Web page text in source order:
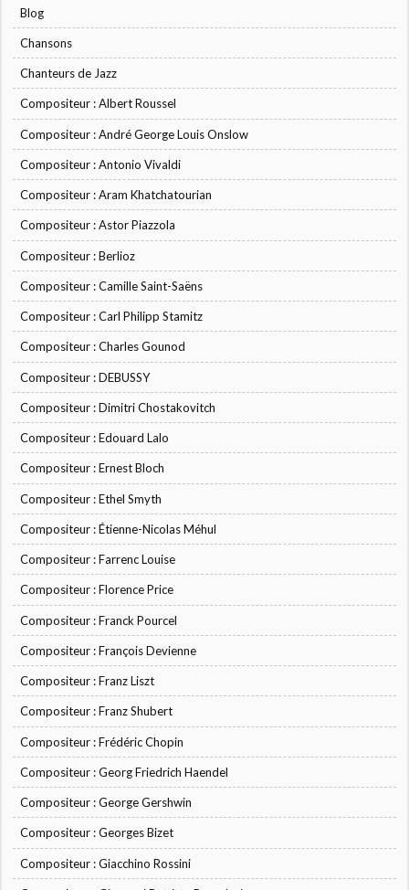
Blog
Chansons
Chanteurs de Jazz
Compositeur : Albert Roussel
Compositeur : André George Louis Onslow
Compositeur : Antonio Vivaldi
Compositeur : Aram Khatchatourian
Compositeur : Astor Piazzola
Compositeur : Berlioz
Compositeur : Camille Saint-Saëns
Compositeur : Carl Philipp Stamitz
Compositeur : Charles Gounod
Compositeur : DEBUSSY
Compositeur : Dimitri Chostakovitch
Compositeur : Edouard Lalo
Compositeur : Ernest Bloch
Compositeur : Ethel Smyth
Compositeur : Étienne-Nicolas Méhul
Compositeur : Farrenc Louise
Compositeur : Florence Price
Compositeur : Franck Pourcel
Compositeur : François Devienne
Compositeur : Franz Liszt
Compositeur : Franz Shubert
Compositeur : Frédéric Chopin
Compositeur : Georg Friedrich Haendel
Compositeur : George Gershwin
Compositeur : Georges Bizet
Compositeur : Giacchino Rossini